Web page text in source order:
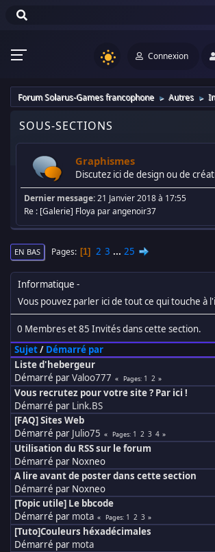
Connexion
Forum Solarus-Games francophone ► Autres ►
SOUS-SECTIONS
Graphismes
Discutez ici de design ou de
Dernier message:21 Janvier 2018 à 17:55
Re : [Galerie] Floya parangenoir37
EN BAS Pages 1 2 3 ... 25
Informatique
Vous pouvez parler ici de tout ce qui touche à
0 Membres et 85 Invités dans cette section.
Sujet/ Démarré par
Liste d'hebergeur
Démarré parValoo777 Pages 1 2
Vous recrutez pour votre site ? Par ici !
Démarré par Link.BS
[FAQ] Sites Web
Démarré par Julio75 Pages 1 2 3 4
Utilisation du RSS sur le forum
Démarré par Noxneo
A lire avant de poster dans cette section
Démarré par Noxneo
[Topic utile] Le bbcode
Démarré par mota Pages 1 2 3
[Tuto]Couleurs héxadécimales
Démarré par mota